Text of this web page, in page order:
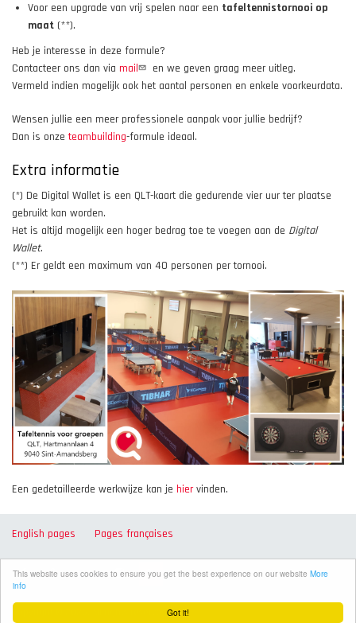
Got it!
This website uses cookies to ensure you get the best experience on our website More
info
Voor een upgrade van vrij spelen naar een tafeltennistornooi op
maat (**).
Heb je interesse in deze formule?
Contacteer ons dan via mail
en we geven graag meer uitleg.
Vermeld indien mogelijk ook het aantal personen en enkele voorkeurdata.
Wensen jullie een meer professionele aanpak voor jullie bedrijf?
Dan is onzeteambuilding-formule ideaal.
Extra informatie
(*) De Digital Wallet is een QLT-kaart die gedurende vier uur ter plaatse
gebruikt kan worden.
Het is altijd mogelijk een hoger bedrag toe te voegen aan de Digital
Wallet.
(**) Er geldt een maximum van 40 personen per tornooi.
Een gedetailleerde werkwijze kan je hiervinden.
English pages Pages françaises